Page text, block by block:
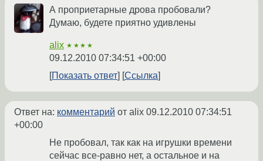
А проприетарные дрова пробовали?
Думаю, будете приятно удивлены
alix ★★★★
09.12.2010 07:34:51 +00:00
Показать ответ
Ссылка
Ответ на: комментарий от alix 09.12.2010 07:34:51
+00:00
Не пробовал, так как на игрушки времени
сейчас все-равно нет, а остальное и на